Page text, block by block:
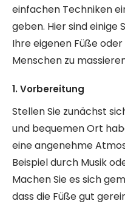
einfachen Techniken
geben. Hier sind einige
Ihre eigenen Füße
Menschen zu
1. Vorbereitung
Stellen Sie zunächst
und bequemen Ort
eine angenehme
Beispiel durch Musik
Machen Sie es sich
dass die Füße gut